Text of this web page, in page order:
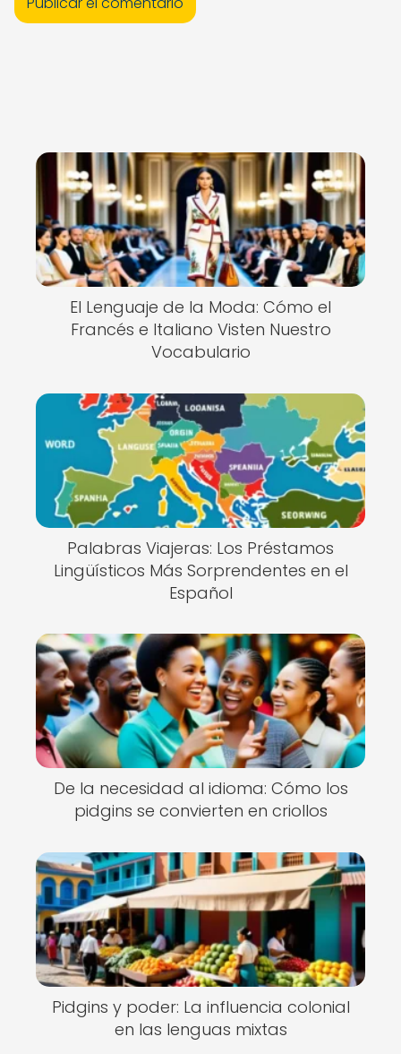
El Lenguaje de la Moda: Cómo el
Francés e Italiano Visten Nuestro
Vocabulario
Palabras Viajeras: Los Préstamos
Lingüísticos Más Sorprendentes en el
Español
De la necesidad al idioma: Cómo los
pidgins se convierten en criollos
Pidgins y poder: La influencia colonial
en las lenguas mixtas